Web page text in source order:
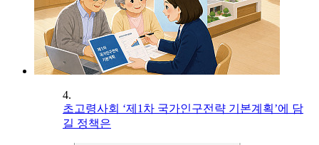
4.
초고령사회 ‘제1차 국가인구전략 기본계획’에 담
길 정책은